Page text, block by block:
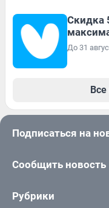
Скидка
До 31
Подписаться на
Сообщить новость
Рубрики